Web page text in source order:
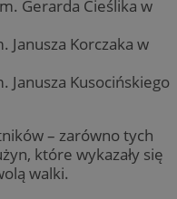
Gerarda Cieślika w
Janusza Korczaka w
Janusza Kusocińskiego
– zarówno tych
które wykazały się
walki.